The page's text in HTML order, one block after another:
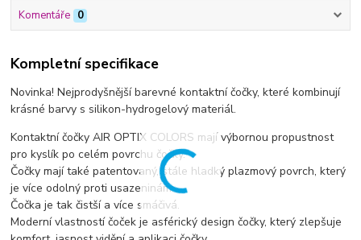
Komentáře 0
Kompletní specifikace
Novinka! Nejprodyšnější barevné kontaktní čočky, které kombinují
krásné barvy s silikon-hydrogelový materiál.
Kontaktní čočky AIR OPTIX COLORS mají výbornou propustnost
pro kyslík po celém povrchu čočky.
Čočky mají také patentovaný, stále hladký plazmový povrch, který
je více odolný proti usazeninám.
Čočka je tak čistší a více smáčivá.
Moderní vlastností čoček je asférický design čočky, který zlepšuje